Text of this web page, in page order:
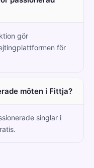
gör
för
möten i Fittja?
singlar i